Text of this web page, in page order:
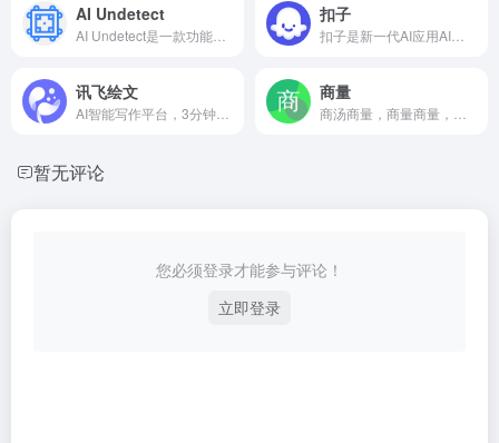
AI Undetect 扣子
讯飞绘文 商量
暂无评论
您必须登录才能参与评论！
立即登录